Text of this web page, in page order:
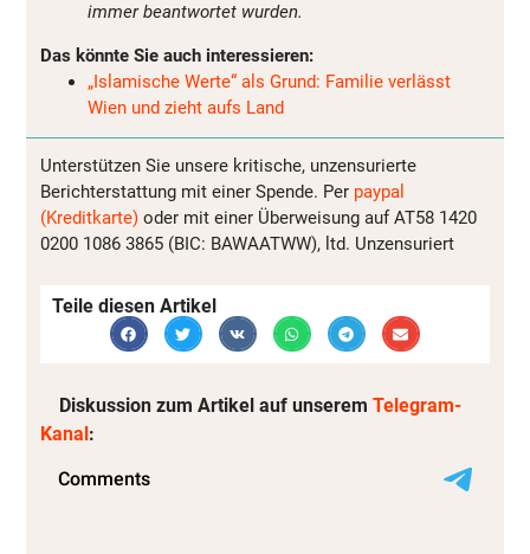
immer beantwortet wurden.
Das könnte Sie auch interessieren:
„Islamische Werte“ als Grund: Familie verlässt
Wien und zieht aufs Land
Unterstützen Sie unsere kritische, unzensurierte
Berichterstattung mit einer Spende. Per paypal
(Kreditkarte) oder mit einer Überweisung auf AT58 1420
0200 1086 3865 (BIC: BAWAATWW), ltd. Unzensuriert
Teile diesen Artikel
Diskussion zum Artikel auf unserem Telegram-
Kanal: